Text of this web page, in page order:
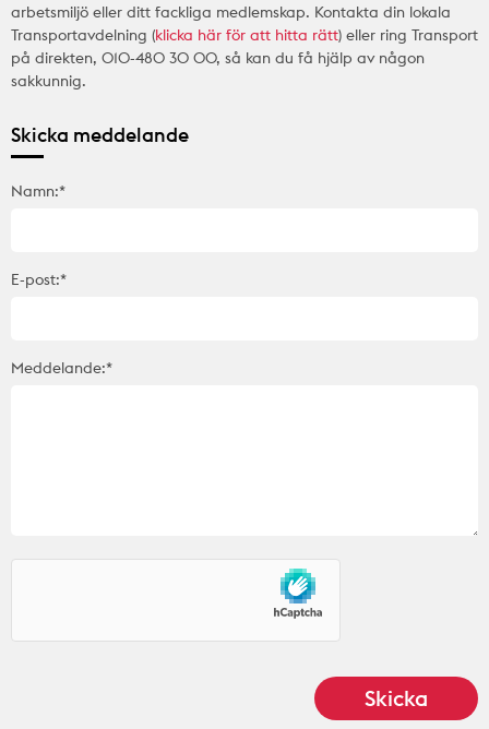
arbetsmiljö eller ditt fackliga medlemskap. Kontakta din lokala
Transportavdelning (klicka här för att hitta rätt) eller ring Transport
på direkten, 010-480 30 00, så kan du få hjälp av någon
sakkunnig.
Skicka meddelande
Namn:*
E-post:*
Meddelande:*